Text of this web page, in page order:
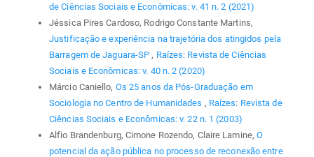
de Ciências Sociais e Econômicas: v. 41 n. 2 (2021)
Jéssica Pires Cardoso, Rodrigo Constante Martins,
Justificação e experiência na trajetória dos atingidos pela
Barragem de Jaguara-SP , Raízes: Revista de Ciências
Sociais e Econômicas: v. 40 n. 2 (2020)
Márcio Caniello, Os 25 anos da Pós-Graduação em
Sociologia no Centro de Humanidades , Raízes: Revista de
Ciências Sociais e Econômicas: v. 22 n. 1 (2003)
Alfio Brandenburg, Cimone Rozendo, Claire Lamine,O
potencial da ação pública no processo de reconexão entre